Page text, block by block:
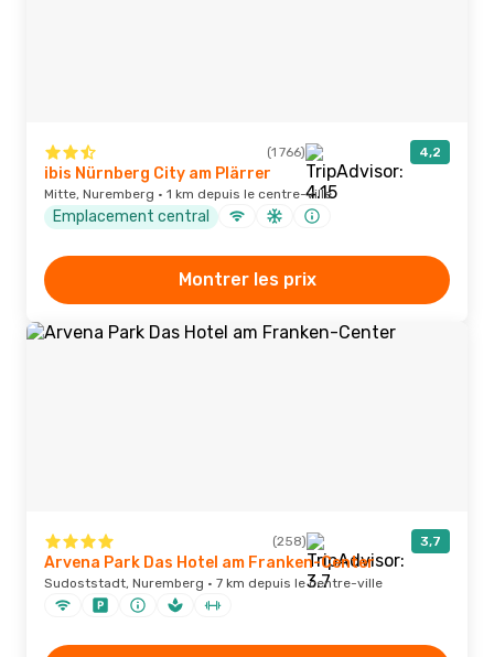
(1 766) 4,2
ibis Nürnberg City am Plärrer
Mitte, Nuremberg · 1 km depuis le centre-ville
Emplacement central
Montrer les prix
(258) 3,7
Arvena Park Das Hotel am Franken-Center
Sudoststadt, Nuremberg · 7 km depuis le centre-ville